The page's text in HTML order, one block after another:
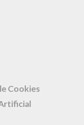
Cookies